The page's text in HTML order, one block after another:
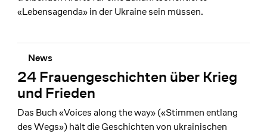
«Lebensagenda» in der Ukraine sein müssen.
24 Frauengeschichten über Krieg
und Frieden
News
Das Buch «Voices along the way» («Stimmen entlang
des Wegs») hält die Geschichten von ukrainischen